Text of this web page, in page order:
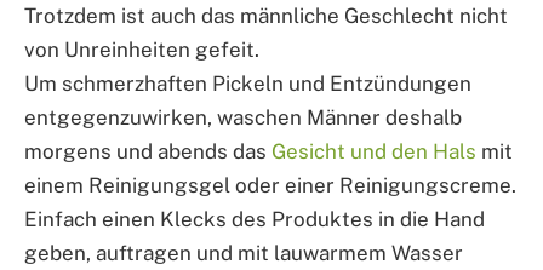
Trotzdem ist auch das männliche Geschlecht nicht
von Unreinheiten gefeit.
Um schmerzhaften Pickeln und Entzündungen
entgegenzuwirken, waschen Männer deshalb
morgens und abends das Gesicht und den Hals mit
einem Reinigungsgel oder einer Reinigungscreme.
Einfach einen Klecks des Produktes in die Hand
geben, auftragen und mit lauwarmem Wasser